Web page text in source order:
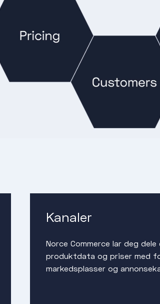
Kanaler
Norce Commerce lar deg dele
produktdata og priser med
markedsplasser og